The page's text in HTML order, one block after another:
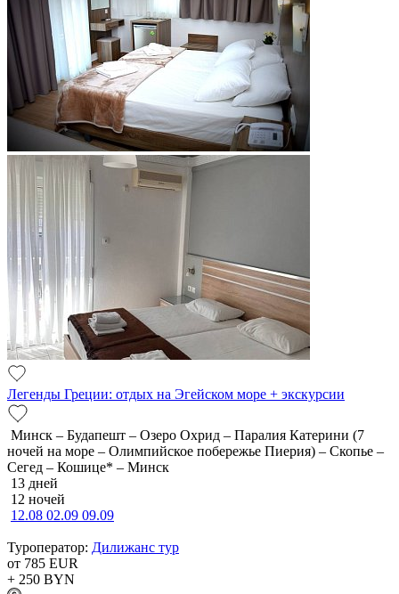
Легенды Греции: отдых на Эгейском море + экскурсии
Минск – Будапешт – Озеро Охрид – Паралия Катерини (7
ночей на море – Олимпийское побережье Пиерия) – Скопье –
Сегед – Кошице* – Минск
13 дней
12 ночей
12.08 02.09 09.09
Туроператор: Дилижанс тур
от 785 EUR
+ 250 BYN